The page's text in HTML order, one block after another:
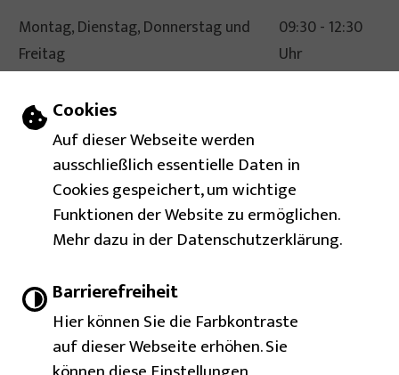
Einstellungen zu Cookies und
Cookies
Auf dieser Webseite werden
ausschließlich essentielle Daten in
Cookies gespeichert, um wichtige
Funktionen der Website zu ermöglichen.
Mehr dazu in der Datenschutzerklärung.
Barrierefreiheit
Hier können Sie die Farbkontraste
auf dieser Webseite erhöhen. Sie
Montag, Dienstag, Donnerstag und
Freitag
09:30 - 12:30
Uhr
Dienstag & Donnerstag
Gebärdensprache
Leichte Sprache
Impressum|Barrierefreiheit|Inhaltsverzeichnis